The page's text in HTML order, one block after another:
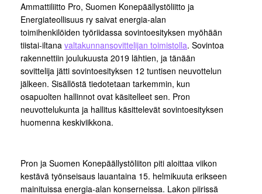
Ammattiliitto Pro, Suomen Konepäällystöliitto ja
Energiateollisuus ry saivat energia-alan
toimihenkilöiden työriidassa sovintoesityksen myöhään
tiistai-iltana valtakunnansovittelijan toimistolla. Sovintoa
rakennettiin joulukuusta 2019 lähtien, ja tänään
sovittelija jätti sovintoesityksen 12 tuntisen neuvottelun
jälkeen. Sisällöstä tiedotetaan tarkemmin, kun
osapuolten hallinnot ovat käsitelleet sen. Pron
neuvottelukunta ja hallitus käsittelevät sovintoesityksen
huomenna keskiviikkona.
Pron ja Suomen Konepäällystöliiton piti aloittaa viikon
kestävä työnseisaus lauantaina 15. helmikuuta erikseen
mainituissa energia-alan konserneissa. Lakon piirissä